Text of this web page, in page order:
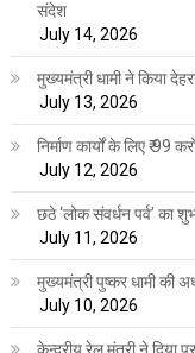
संदेश
July 14, 2026
मुख्यमंत्री धामी ने किया
July 13, 2026
निर्माण कार्यों के लिए ₹ 99
July 12, 2026
छठे ‘लोक संवर्धन पर्व’ का
July 11, 2026
मुख्यमंत्री पुष्कर धामी की
July 10, 2026